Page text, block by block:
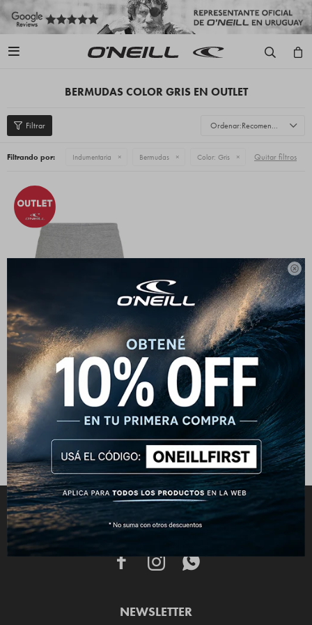


BERMUDAS COLOR GRIS EN OUTLET
Recomendados
Filtrando por: Indumentaria Bermudas Color: Gris Quitar filtros
Bermuda O’Neill The Future Surf
Society - Gris
$1.590 1.990
CONECTATE
  
NEWSLETTER